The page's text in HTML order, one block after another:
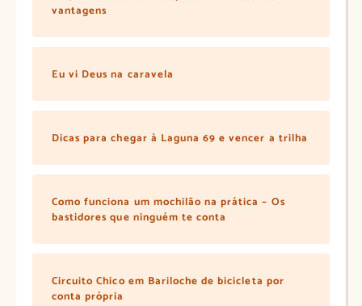
vantagens
Eu vi Deus na caravela
Dicas para chegar à Laguna 69 e vencer a trilha
Como funciona um mochilão na prática – Os
bastidores que ninguém te conta
Circuito Chico em Bariloche de bicicleta por
conta própria